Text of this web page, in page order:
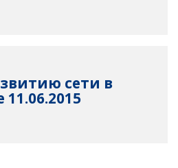
сети в
11.06.2015